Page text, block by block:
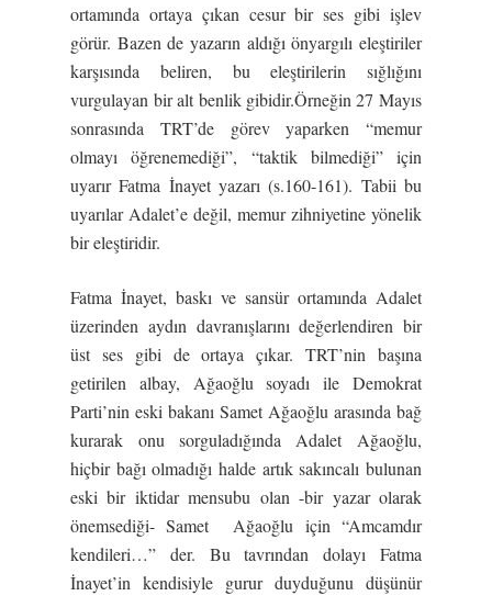
ortamında ortaya çıkan cesur bir ses gibi işlev
görür. Bazen de yazarın aldığı önyargılı eleştiriler
karşısında beliren, bu eleştirilerin sığlığını
vurgulayan bir alt benlik gibidir.Örneğin 27 Mayıs
sonrasında TRT’de görev yaparken “memur
olmayı öğrenemediği”, “taktik bilmediği” için
uyarır Fatma İnayet yazarı (s.160-161). Tabii bu
uyarılar Adalet’e değil, memur zihniyetine yönelik
bir eleştiridir.
Fatma İnayet, baskı ve sansür ortamında Adalet
üzerinden aydın davranışlarını değerlendiren bir
üst ses gibi de ortaya çıkar. TRT’nin başına
getirilen albay, Ağaoğlu soyadı ile Demokrat
Parti’nin eski bakanı Samet Ağaoğlu arasında bağ
kurarak onu sorguladığında Adalet Ağaoğlu,
hiçbir bağı olmadığı halde artık sakıncalı bulunan
eski bir iktidar mensubu olan -bir yazar olarak
önemsediği- Samet Ağaoğlu için “Amcamdır
kendileri…” der. Bu tavrından dolayı Fatma
İnayet’in kendisiyle gurur duyduğunu düşünür